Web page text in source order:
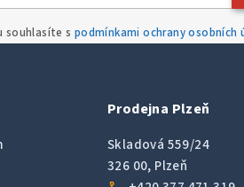
souhlasíte s podmínkami ochrany osobních
Prodejna Plzeň
Skladová 559/24
326 00, Plzeň